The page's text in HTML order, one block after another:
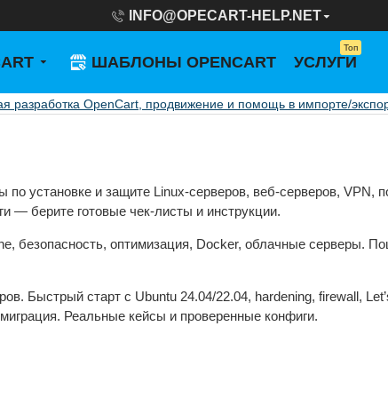
INFO@OPECART-HELP.NET
ШАБЛОНЫ OPENCART УСЛУГИ
Топ
разработка OpenCart, продвижение и помощь в импорте/
установке и защите Linux-серверов, веб-серверов, VPN,
— берите готовые чек-листы и инструкции.
безопасность, оптимизация, Docker, облачные серверы.
Быстрый старт с Ubuntu 24.04/22.04, hardening, firewall,
Реальные кейсы и проверенные конфиги.